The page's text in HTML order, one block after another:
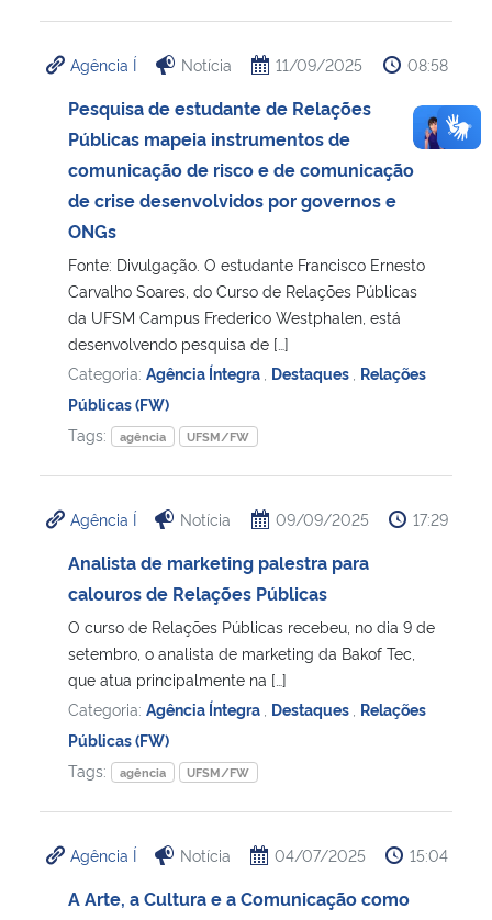
Agência Í Notícia 11/09/2025 08:58
Pesquisa de estudante de Relações
Públicas mapeia instrumentos de
comunicação de risco e de comunicação
de crise desenvolvidos por governos e
ONGs
Fonte: Divulgação. O estudante Francisco Ernesto
Carvalho Soares, do Curso de Relações Públicas
da UFSM Campus Frederico Westphalen, está
desenvolvendo pesquisa de […]
Categoria: Agência Íntegra Destaques Relações
Públicas (FW)
Tags:
agência UFSM/FW
Agência Í Notícia 09/09/2025 17:29
Analista de marketing palestra para
calouros de Relações Públicas
O curso de Relações Públicas recebeu, no dia 9 de
setembro, o analista de marketing da Bakof Tec,
que atua principalmente na […]
Categoria: Agência Íntegra Destaques Relações
Públicas (FW)
Tags:
agência UFSM/FW
Agência Í Notícia 04/07/2025 15:04
A Arte, a Cultura e a Comunicação como